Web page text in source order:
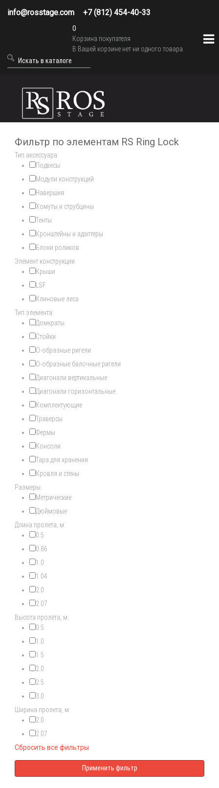
info@rosstage.com +7 (812) 454-40-33
0
Корзина покупателя
В Вашей корзине нет ни одного товара.
Фильтр по элементам RS Ring Lock
Тип аксессуара:
Подвесы
Модули конструкций
Навершия
Хомуты и струбцины
Тенты
Кронштейны и адаптеры
Блоки роликов
Элемент конструкции:
Крыши
LSF
Клиновые леса
Тип элемента:
Домкраты
Стойки
О-образные ригели
О-образные балочные ригели
Диагонали вертикальные
Диагонали горизонтальные
Комплектующие
Траверсы
Фермы
Консоли
Тара для хранения
Кровля и стены
Размеры:
Метрические
Дюймовые
Длина пролета, м:
0.5
0.86
1.0
1.04
2.0
2.07
Высота пролета, м:
0.5
1.0
1.5
2.0
2.5
3.0
Ширина пролета, м:
2.0
2.07
Сбросить все фильтры